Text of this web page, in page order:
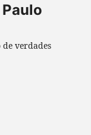
de verdades